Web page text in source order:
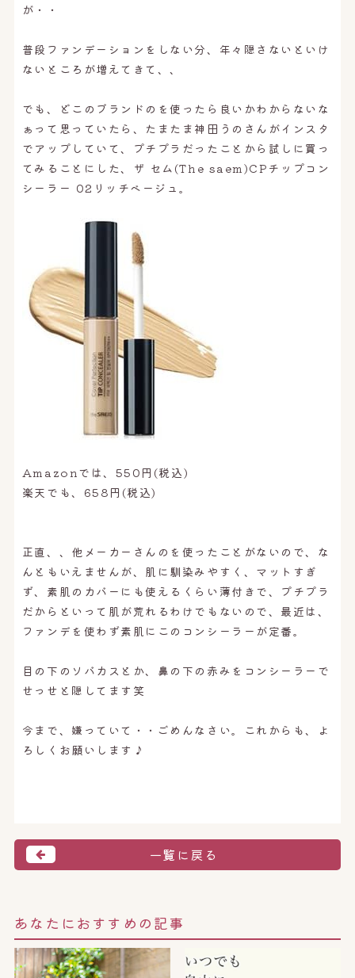
が・・
普段ファンデーションをしない分、年々隠さないといけ
ないところが増えてきて、、
でも、どこのブランドのを使ったら良いかわからないな
ぁって思っていたら、たまたま神田うのさんがインスタ
でアップしていて、プチプラだったことから試しに買っ
てみることにした、ザ セム(The saem)CPチップコン
シーラー 02リッチベージュ。
Amazonでは、550円(税込)
楽天でも、658円(税込)
正直、、他メーカーさんのを使ったことがないので、な
んともいえませんが、肌に馴染みやすく、マットすぎ
ず、素肌のカバーにも使えるくらい薄付きで、プチプラ
だからといって肌が荒れるわけでもないので、最近は、
ファンデを使わず素肌にこのコンシーラーが定番。
目の下のソバカスとか、鼻の下の赤みをコンシーラーで
せっせと隠してます笑
今まで、嫌っていて・・ごめんなさい。これからも、よ
ろしくお願いします♪
一覧に戻る
あなたにおすすめの記事